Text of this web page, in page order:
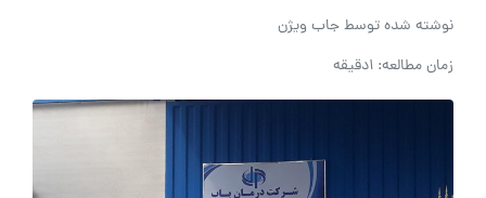
نوشته شده توسطجاب ویژن
زمان مطالعه: 1دقیقه